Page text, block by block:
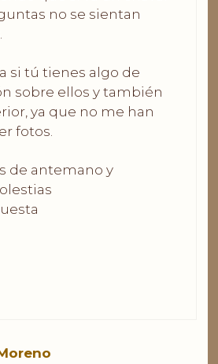
no se sientan
si tú tienes algo de
sobre ellos y también
ya que no me han
fotos.
de antemano y